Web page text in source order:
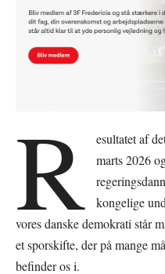
R
esultatet af
marts 2026
kongelige
vores danske demokrati står
et sporskifte, der på mange
befinder os i.